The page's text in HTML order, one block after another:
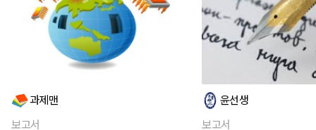
과제맨
보고서
윤선생
보고서